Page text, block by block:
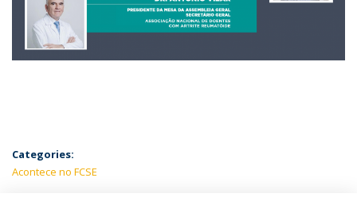
Categories:
Acontece no FCSE